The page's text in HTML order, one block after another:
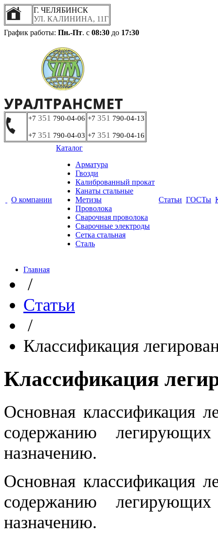
Г. ЧЕЛЯБИНСК
УЛ. КАЛИНИНА, 11Г
График работы: Пн.-Пт. с 08:30 до 17:30
+7 351 790-04-06
+7 351 790-04-03
+7 351 790-04-13
+7 351 790-04-16
О компании
Каталог
Арматура
Гвозди
Калиброванный прокат
Канаты стальные
Метизы
Проволока
Сварочная проволока
Сварочные электроды
Сетка стальная
Сталь
Статьи ГОСТы
Главная
/
Статьи
/
Классификация
Классификация
Основная классификация
содержанию
назначению.
Основная классификация
содержанию
назначению.